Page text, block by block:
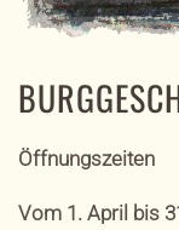
Öffnungszeiten
Vom 1. April bis